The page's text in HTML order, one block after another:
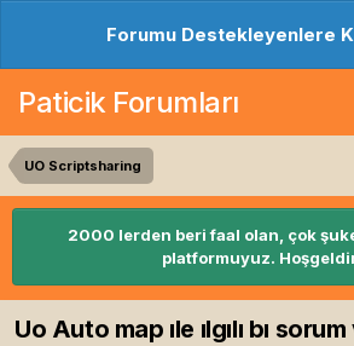
Forumu Destekleyenlere
Paticik Forumları
UO Scriptsharing
2000 lerden beri faal olan, çok
platformuyuz.
Uo Auto map ıle ılgılı bı